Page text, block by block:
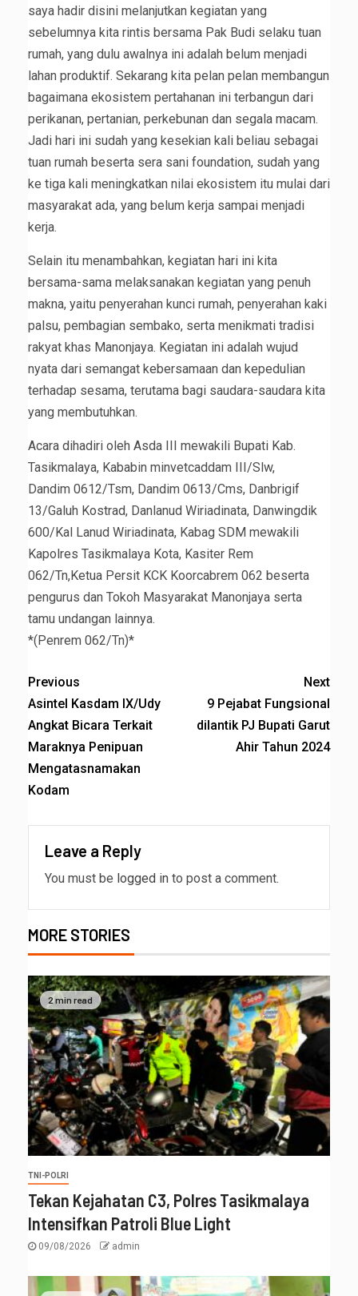
saya hadir disini melanjutkan kegiatan yang
sebelumnya kita rintis bersama Pak Budi selaku tuan
rumah, yang dulu awalnya ini adalah belum menjadi
lahan produktif. Sekarang kita pelan pelan membangun
bagaimana ekosistem pertahanan ini terbangun dari
perikanan, pertanian, perkebunan dan segala macam.
Jadi hari ini sudah yang kesekian kali beliau sebagai
tuan rumah beserta sera sani foundation, sudah yang
ke tiga kali meningkatkan nilai ekosistem itu mulai dari
masyarakat ada, yang belum kerja sampai menjadi
kerja.
Selain itu menambahkan, kegiatan hari ini kita
bersama-sama melaksanakan kegiatan yang penuh
makna, yaitu penyerahan kunci rumah, penyerahan kaki
palsu, pembagian sembako, serta menikmati tradisi
rakyat khas Manonjaya. Kegiatan ini adalah wujud
nyata dari semangat kebersamaan dan kepedulian
terhadap sesama, terutama bagi saudara-saudara kita
yang membutuhkan.
Acara dihadiri oleh Asda III mewakili Bupati Kab.
Tasikmalaya, Kababin minvetcaddam III/Slw,
Dandim 0612/Tsm, Dandim 0613/Cms, Danbrigif
13/Galuh Kostrad, Danlanud Wiriadinata, Danwingdik
600/Kal Lanud Wiriadinata, Kabag SDM mewakili
Kapolres Tasikmalaya Kota, Kasiter Rem
062/Tn,Ketua Persit KCK Koorcabrem 062 beserta
pengurus dan Tokoh Masyarakat Manonjaya serta
tamu undangan lainnya.
*(Penrem 062/Tn)*
Previous
Asintel Kasdam IX/Udy
Angkat Bicara Terkait
Maraknya Penipuan
Mengatasnamakan
Kodam
Next
9 Pejabat Fungsional
dilantik PJ Bupati Garut
Ahir Tahun 2024
Leave a Reply
You must be logged in to post a comment.
MORE STORIES
2 min read
TNI-POLRI
Tekan Kejahatan C3, Polres Tasikmalaya
Intensifkan Patroli Blue Light
09/08/2026 admin